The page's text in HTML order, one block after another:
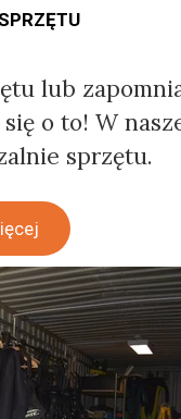
lub
o to! W
sprzętu.